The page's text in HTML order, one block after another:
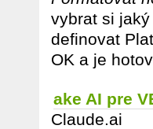
vybrat si
definovat
OK a je
ake AI pre
Claude.ai